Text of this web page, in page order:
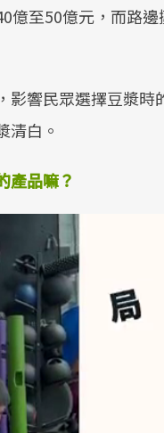
億至50億元，而路
影響民眾選擇豆漿
清白。
產品嘛？